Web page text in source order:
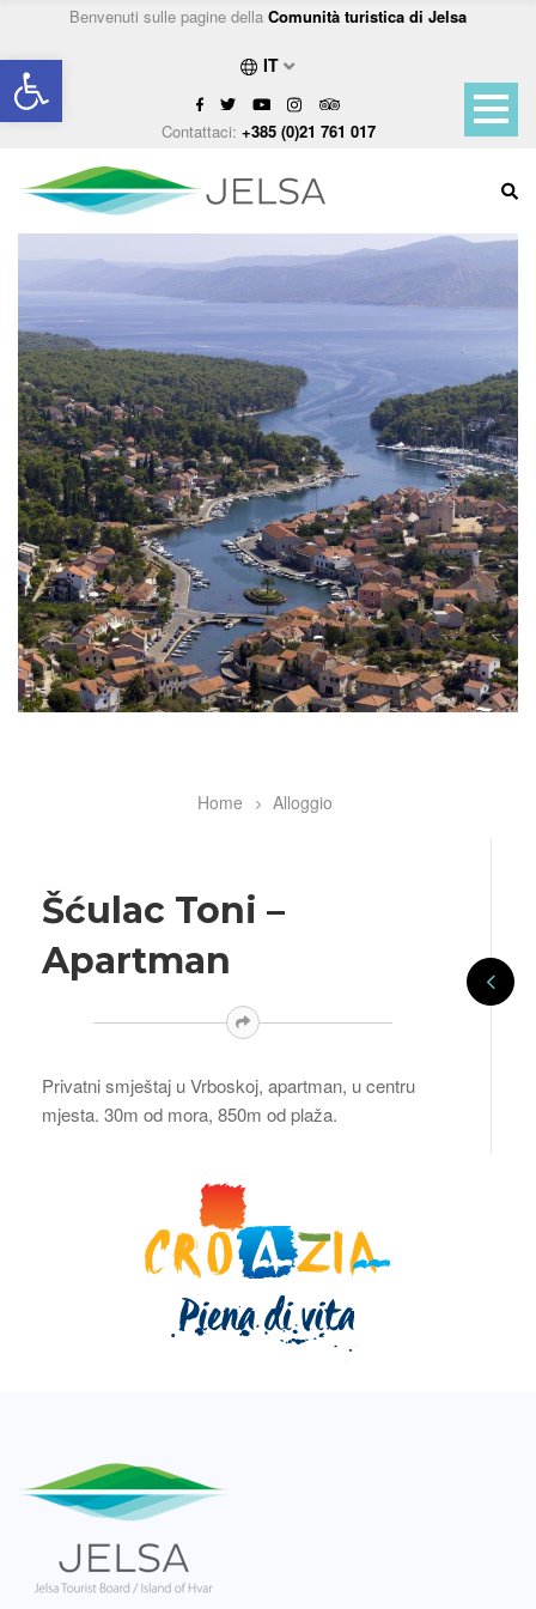
Open toolbar
Benvenuti sulle pagine della Comunità turistica di Jelsa
IT
Contattaci: +385 (0)21 761 017
Home Alloggio
Šćulac Toni –
Apartman
Privatni smještaj u Vrboskoj, apartman, u centru
mjesta. 30m od mora, 850m od plaža.